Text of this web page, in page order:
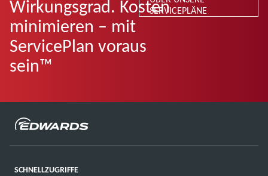
Wirkungsgrad. Kosten
minimieren – mit
ServicePlan voraus
sein™
SERVICEPLÄNE
SCHNELLZUGRIFFE